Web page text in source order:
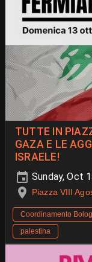
TUTTE IN
GAZA E LE
ISRAELE!
Sunday, Oct
Piazza VIII
Coordinamento
palestina